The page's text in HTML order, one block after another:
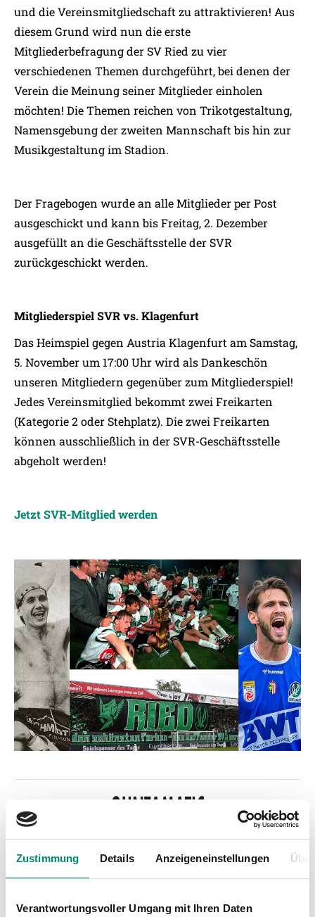
Zustimmung Details Anzeigeneinstellungen
Verantwortungsvoller Umgang mit Ihren Daten
und die Vereinsmitgliedschaft zu attraktivieren! Aus
diesem Grund wird nun die erste
Mitgliederbefragung der SV Ried zu vier
verschiedenen Themen durchgeführt, bei denen der
Verein die Meinung seiner Mitglieder einholen
möchten! Die Themen reichen von Trikotgestaltung,
Namensgebung der zweiten Mannschaft bis hin zur
Musikgestaltung im Stadion.
Der Fragebogen wurde an alle Mitglieder per Post
ausgeschickt und kann bis Freitag, 2. Dezember
ausgefüllt an die Geschäftsstelle der SVR
zurückgeschickt werden.
Mitgliederspiel SVR vs. Klagenfurt
Das Heimspiel gegen Austria Klagenfurt am Samstag,
5. November um 17:00 Uhr wird als Dankeschön
unseren Mitgliedern gegenüber zum Mitgliederspiel!
Jedes Vereinsmitglied bekommt zwei Freikarten
(Kategorie 2 oder Stehplatz). Die zwei Freikarten
können ausschließlich in der SVR-Geschäftsstelle
abgeholt werden!
Jetzt SVR-Mitglied werden